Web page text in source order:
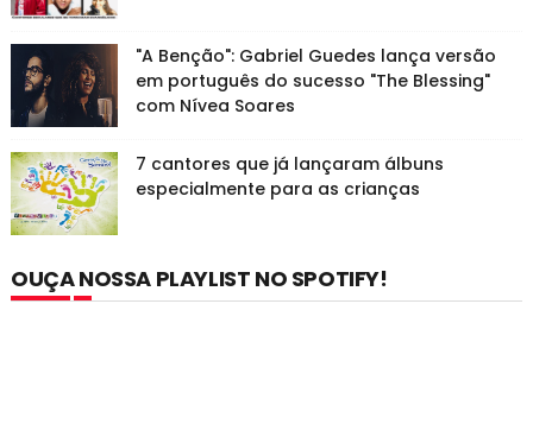
"A Benção": Gabriel Guedes lança versão
em português do sucesso "The Blessing"
com Nívea Soares
7 cantores que já lançaram álbuns
especialmente para as crianças
OUÇA NOSSA PLAYLIST NO SPOTIFY!